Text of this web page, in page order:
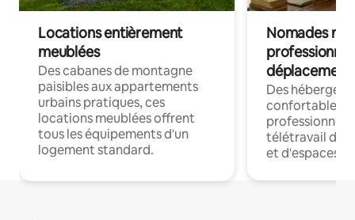
Locations entièrement
meublées
Des cabanes de montagne
paisibles aux appartements
urbains pratiques, ces
locations meublées offrent
tous les équipements d'un
logement standard.
Nomades
déplacement
Des
confortables
professionnels
télétravail
et d'espaces